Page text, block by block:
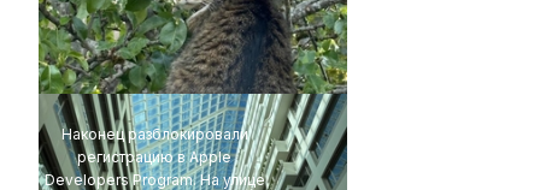
t1r1
Наконец разблокировали
регистрацию в Apple
Developers Program. На улице